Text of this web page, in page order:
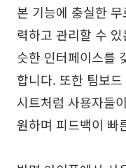
본 기능에 충실한
력하고 관리할 수
슷한 인터페이스를
합니다. 또한 팀보
시트처럼 사용자들
원하며 피드백이 빠